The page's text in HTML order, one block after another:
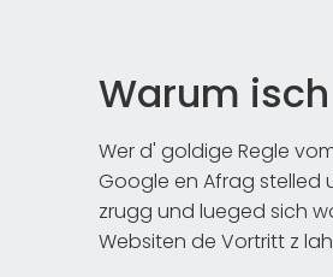
Warum
Wer d' goldige Regle
Google en Afrag stelled
zrugg und lueged sich
Websiten de Vortritt z